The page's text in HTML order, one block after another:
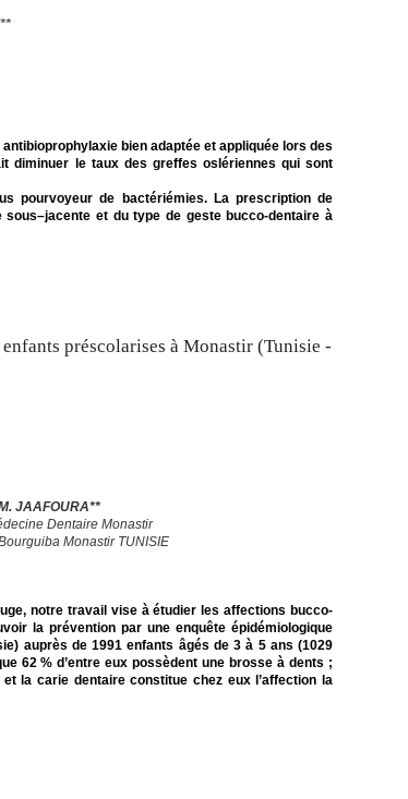
bien adaptée et appliquée lors des
diminuer le taux des greffes oslériennes qui sont
pourvoyeur de bactériémies. La prescription de
sous–jacente et du type de geste bucco-dentaire à
préscolarises à Monastir (Tunisie -
JAAFOURA**
Dentaire Monastir
Monastir TUNISIE
notre travail vise à étudier les affections bucco-
la prévention par une enquête épidémiologique
auprès de 1991 enfants âgés de 3 à 5 ans (1029
62 % d’entre eux possèdent une brosse à dents ;
la carie dentaire constitue chez eux l’affection la